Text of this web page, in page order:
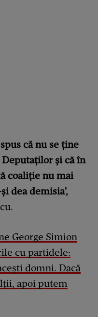
că nu se ţine
Deputaţilor şi că în
coaliţie nu mai
dea demisia',
George Simion
cu partidele:
domni. Dacă
apoi putem